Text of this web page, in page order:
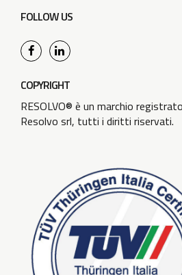
FOLLOW US
COPYRIGHT
RESOLVO® è un marchio
Resolvo srl, tutti i diritti riservati.